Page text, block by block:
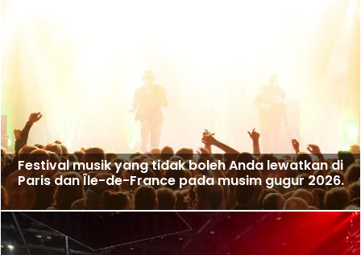
Festival musik yang tidak boleh Anda lewatkan di
Paris dan Île-de-France pada musim gugur 2026.